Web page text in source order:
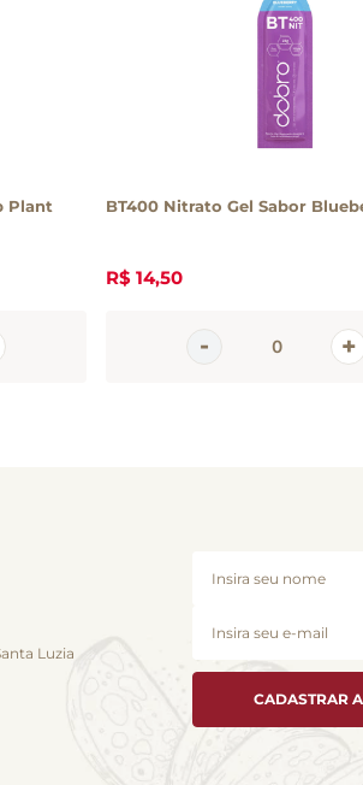
Plant
BT400 Nitrato Gel Sabor
R$ 14,50
Luzia
CADASTRAR